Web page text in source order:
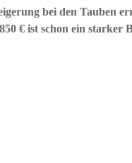
bei den Tauben
€ ist schon ein starker